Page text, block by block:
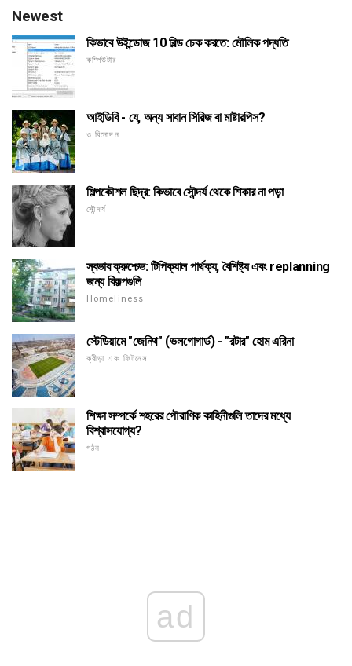
Newest
কিভাবে উইন্ডোজ 10 বিল্ড চেক করতে: মৌলিক পদ্ধতি
কম্পিউটার
আইডিবি - যে, অন্য সাবান সিরিজ বা মাষ্টারপিস?
ও বিনোদন
শিল্পকৌশল ছিদ্র: কিভাবে সৌন্দর্য থেকে শিকার না পড়া
সৌন্দর্য
স্বভাব ক্রুশ্চেভ: টিপিক্যাল পার্থক্য, বৈশিষ্ট্য এবং replanning
জন্য বিকল্পগুলি
Homeliness
স্টেডিয়ামে "জেনিথ" (ভলগোগার্ড) - "রটার" হোম এরিনা
ক্রীড়া এবং ফিটনেস
শিক্ষা সম্পর্কে শহরের পৌরাণিক কাহিনীগুলি তাদের মধ্যে
বিশ্বাসযোগ্য?
গঠন
ad